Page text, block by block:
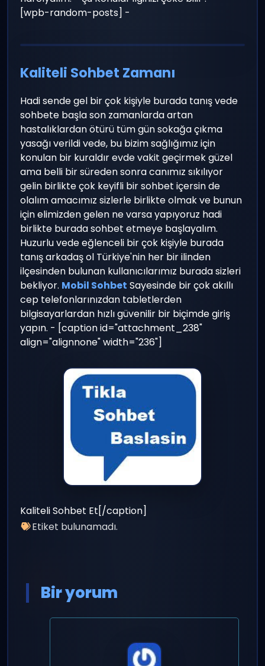
[wpb-random-posts] -
Kaliteli Sohbet Zamanı
Hadi sende gel bir çok kişiyle burada tanış vede
sohbete başla son zamanlarda artan
hastalıklardan ötürü tüm gün sokağa çıkma
yasağı verildi vede, bu bizim sağlığımız için
konulan bir kuraldır evde vakit geçirmek güzel
ama belli bir süreden sonra canımız sıkılıyor
gelin birlikte çok keyifli bir sohbet içersin de
olalım amacımız sizlerle birlikte olmak ve bunun
için elimizden gelen ne varsa yapıyoruz hadi
birlikte burada sohbet etmeye başlayalım.
Huzurlu vede eğlenceli bir çok kişiyle burada
tanış arkadaş ol Türkiye'nin her bir ilinden
ilçesinden bulunan kullanıcılarımız burada sizleri
bekliyor. Mobil Sohbet Sayesinde bir çok akıllı
cep telefonlarınızdan tabletlerden
bilgisayarlardan hızlı güvenilir bir biçimde giriş
yapın. - [caption id="attachment_238"
align="alignnone" width="236"]
Kaliteli Sohbet Et[/caption]
Etiket bulunamadı.
Bir yorum